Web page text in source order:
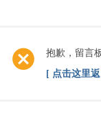
抱歉，留言
[ 点击这里